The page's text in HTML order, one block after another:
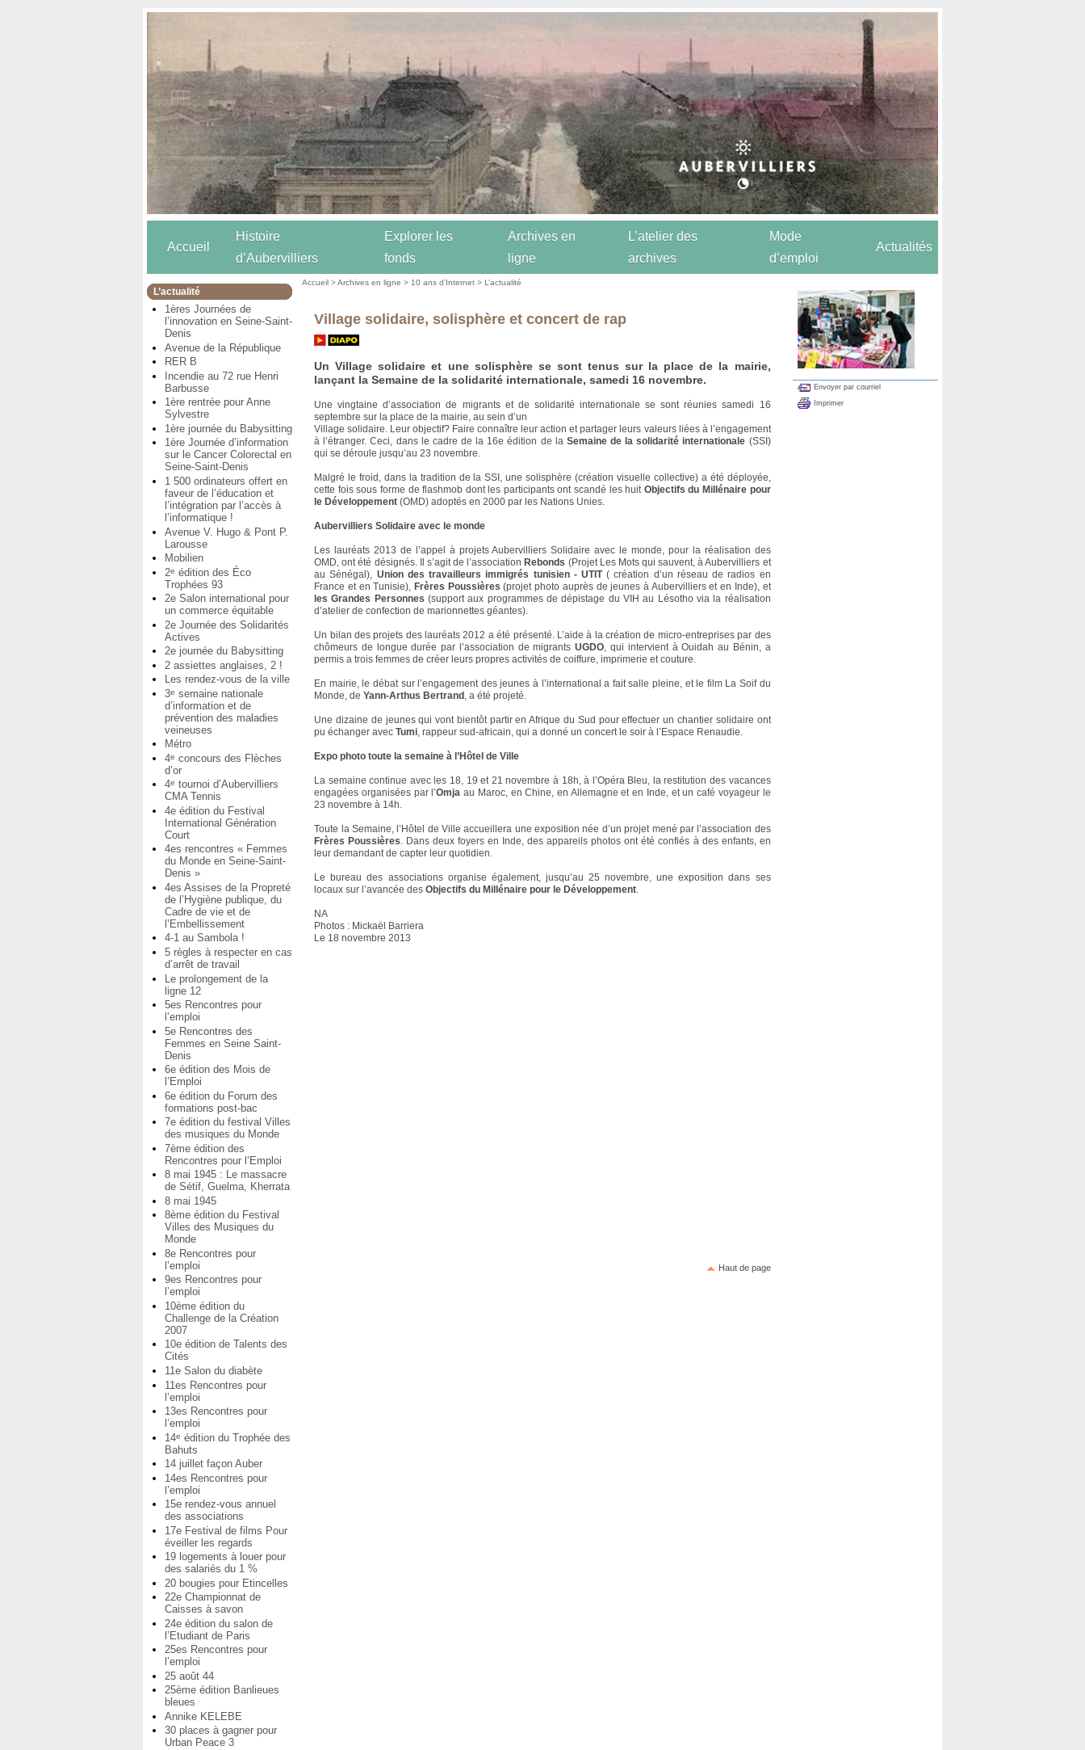
Accueil
Histoire
d’Aubervilliers
Explorer les
fonds
Archives en
ligne
L’atelier des
archives
Mode
d’emploi
Actualités
L’actualité
1ères Journées de
l’innovation en Seine-Saint-
Denis
Avenue de la République
RER B
Incendie au 72 rue Henri
Barbusse
1ère rentrée pour Anne
Sylvestre
1ère journée du Babysitting
1ère Journée d’information
sur le Cancer Colorectal en
Seine-Saint-Denis
1 500 ordinateurs offert en
faveur de l’éducation et
l’intégration par l’accès à
l’informatique !
Avenue V. Hugo & Pont P.
Larousse
Mobilien
2e édition des Éco
Trophées 93
2e Salon international pour
un commerce équitable
2e Journée des Solidarités
Actives
2e journée du Babysitting
2 assiettes anglaises, 2 !
Les rendez-vous de la ville
3e semaine nationale
d’information et de
prévention des maladies
veineuses
Métro
4e concours des Flèches
d’or
4e tournoi d’Aubervilliers
CMA Tennis
4e édition du Festival
International Génération
Court
4es rencontres « Femmes
du Monde en Seine-Saint-
Denis »
4es Assises de la Propreté
de l’Hygiène publique, du
Cadre de vie et de
l’Embellissement
4-1 au Sambola !
5 règles à respecter en cas
d’arrêt de travail
Le prolongement de la
ligne 12
5es Rencontres pour
l’emploi
5e Rencontres des
Femmes en Seine Saint-
Denis
6e édition des Mois de
l’Emploi
6e édition du Forum des
formations post-bac
7e édition du festival Villes
des musiques du Monde
7ème édition des
Rencontres pour l’Emploi
8 mai 1945 : Le massacre
de Sétif, Guelma, Kherrata
8 mai 1945
8ème édition du Festival
Villes des Musiques du
Monde
8e Rencontres pour
l’emploi
9es Rencontres pour
l’emploi
10ème édition du
Challenge de la Création
2007
10e édition de Talents des
Cités
11e Salon du diabète
11es Rencontres pour
l’emploi
13es Rencontres pour
l’emploi
14e édition du Trophée des
Bahuts
14 juillet façon Auber
14es Rencontres pour
l’emploi
15e rendez-vous annuel
des associations
17e Festival de films Pour
éveiller les regards
19 logements à louer pour
des salariés du 1 %
20 bougies pour Etincelles
22e Championnat de
Caisses à savon
24e édition du salon de
l’Etudiant de Paris
25es Rencontres pour
l’emploi
25 août 44
25ème édition Banlieues
bleues
Annike KELEBE
30 places à gagner pour
Urban Peace 3
Accueil >Archives en ligne > 10 ans d’Internet >L’actualité
Village solidaire, solisphère et concert de rap
Un Village solidaire et une solisphère se sont tenus sur la place de la mairie,
lançant la Semaine de la solidarité internationale, samedi 16 novembre.
Une vingtaine d’association de migrants et de solidarité internationale se sont réunies samedi 16
septembre sur la place de la mairie, au sein d’un
Village solidaire. Leur objectif? Faire connaître leur action et partager leurs valeurs liées à l’engagement
à l’étranger. Ceci, dans le cadre de la 16e édition de la Semaine de la solidarité internationale (SSI)
qui se déroule jusqu’au 23 novembre.
Malgré le froid, dans la tradition de la SSI, une solisphère (création visuelle collective) a été déployée,
cette fois sous forme de flashmob dont les participants ont scandé les huit Objectifs du Millénaire pour
le Développement (OMD) adoptés en 2000 par les Nations Unies.
Aubervilliers Solidaire avec le monde
Les lauréats 2013 de l’appel à projets Aubervilliers Solidaire avec le monde, pour la réalisation des
OMD, ont été désignés. Il s’agit de l’association Rebonds (Projet Les Mots qui sauvent, à Aubervilliers et
au Sénégal), Union des travailleurs immigrés tunisien - UTIT( création d’un réseau de radios en
France et en Tunisie), Frères Poussières (projet photo auprès de jeunes à Aubervilliers et en Inde), et
les Grandes Personnes (support aux programmes de dépistage du VIH au Lésotho via la réalisation
d’atelier de confection de marionnettes géantes).
Un bilan des projets des lauréats 2012 a été présenté. L’aide à la création de micro-entreprises par des
chômeurs de longue durée par l’association de migrantsUGDO, qui intervient à Ouidah au Bénin, a
permis a trois femmes de créer leurs propres activités de coiffure, imprimerie et couture.
En mairie, le débat sur l’engagement des jeunes à l’international a fait salle pleine, et le film La Soif du
Monde, deYann-Arthus Bertrand , a été projeté.
Une dizaine de jeunes qui vont bientôt partir en Afrique du Sud pour effectuer un chantier solidaire ont
pu échanger avecTumi, rappeur sud-africain, qui a donné un concert le soir à l’Espace Renaudie.
Expo photo toute la semaine à l’Hôtel de Ville
La semaine continue avec les 18, 19 et 21 novembre à 18h, à l’Opéra Bleu, la restitution des vacances
engagées organisées par l’Omja au Maroc, en Chine, en Allemagne et en Inde, et un café voyageur le
23 novembre à 14h.
Toute la Semaine, l’Hôtel de Ville accueillera une exposition née d’un projet mené par l’association des
Frères Poussières. Dans deux foyers en Inde, des appareils photos ont été confiés à des enfants, en
leur demandant de capter leur quotidien.
Le bureau des associations organise également, jusqu’au 25 novembre, une exposition dans ses
locaux sur l’avancée desObjectifs du Millénaire pour le Développement.
NA
Photos : Mickaël Barriera
Le 18 novembre 2013
Haut de page
Envoyer par courriel
Imprimer